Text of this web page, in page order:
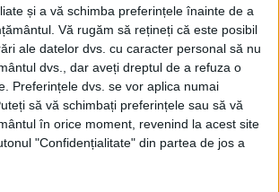
și a vă schimba preferințele înainte de a
Vă rugăm să rețineți că este posibil
ale datelor dvs. cu caracter personal să nu
dvs., dar aveți dreptul de a refuza o
Preferințele dvs. se vor aplica numai
să vă schimbați preferințele sau să vă
în orice moment, revenind la acest site
"Confidențialitate" din partea de jos a
care intră în intersecție. Sper ca în
în practică strategia de
cu sens unic pe bulevardul
separat pentru transportul public”.
Ion Lungu Suceava